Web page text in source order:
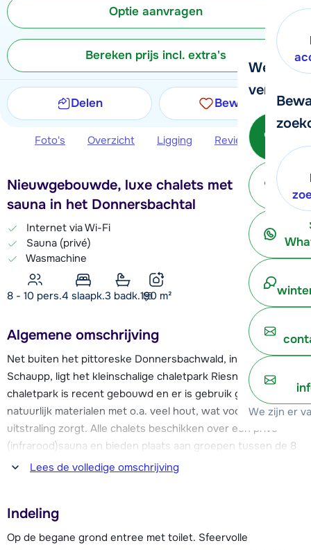
We
verder!
Bel
We zijn er
Optie aanvragen
Bereken prijs incl. extra's
Delen Bewaren
Foto's Overzicht Ligging Reviews
Nieuwgebouwde, luxe chalets met privé-
sauna in het Donnersbachtal
Internet via Wi-Fi
Sauna (privé)
Wasmachine
8 - 10 pers.4 slaapk.3 badk.190 m²
Algemene omschrijving
Net buiten het pittoreske Donnersbachwald, in de wijk
Schaupp, ligt het kleinschalige chaletpark Riesneralm. Het
chaletpark is recent gebouwd en er is gebruik gemaakt van
natuurlijk materialen met o.a. veel hout, wat voor een luxe
uitstraling zorgt. Alle chalets beschikken over een privé-
(infrarood)sauna en bieden plaats aan groepen tussen de 8
en 12 personen. Het chaletpark ligt midden in de natuur van
heerlijk tot rust te komen.
Lees de volledige omschrijving
Indeling
Op de begane grond entree met toilet. Sfeervolle